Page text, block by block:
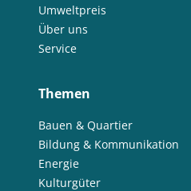
Umweltpreis
Über uns
Service
Themen
Bauen & Quartier
Bildung & Kommunikation
Energie
Kulturgüter